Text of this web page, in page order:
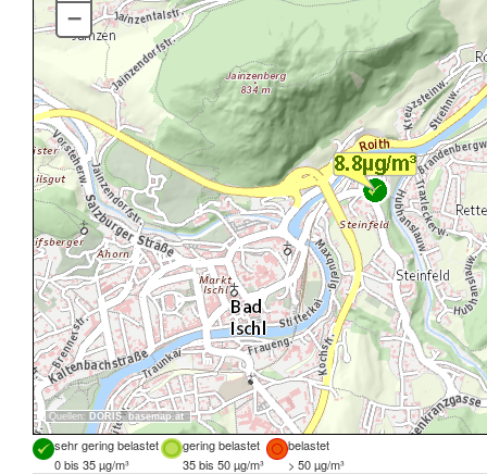
Quellen: DORIS, basemap.at
–
sehr gering belastet gering belastet
belastet
0 bis 35 µg/m³
35 bis 50 µg/m³ > 50 µg/m³